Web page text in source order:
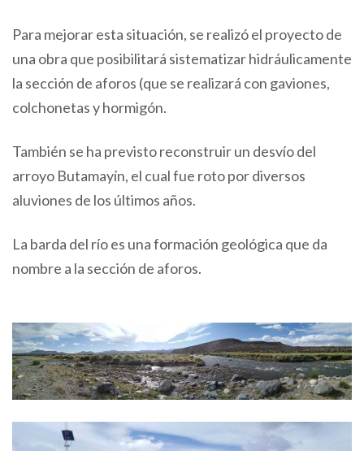
Para mejorar esta situación, se realizó el proyecto de
una obra que posibilitará sistematizar hidráulicamente
la sección de aforos (que se realizará con gaviones,
colchonetas y hormigón.
También se ha previsto reconstruir un desvío del
arroyo Butamayín, el cual fue roto por diversos
aluviones de los últimos años.
La barda del río es una formación geológica que da
nombre a la sección de aforos.